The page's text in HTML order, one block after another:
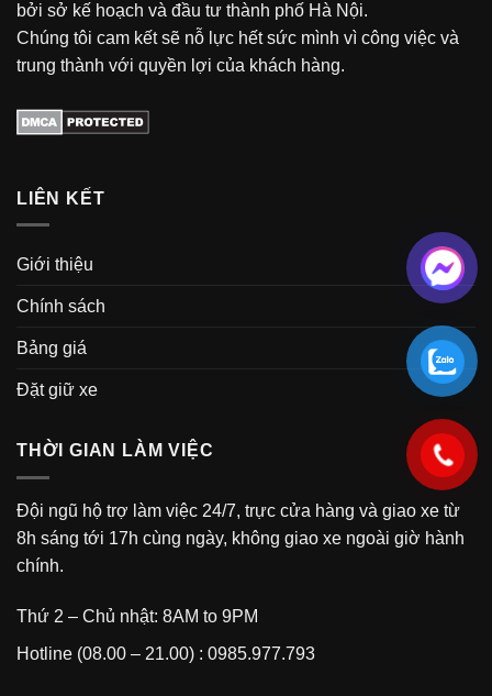
bởi sở kế hoạch và đầu tư thành phố Hà Nội.
Chúng tôi cam kết sẽ nỗ lực hết sức mình vì công việc và
trung thành với quyền lợi của khách hàng.
LIÊN KẾT
Giới thiệu
Chính sách
Bảng giá
Đặt giữ xe
THỜI GIAN LÀM VIỆC
Đội ngũ hộ trợ làm việc 24/7, trực cửa hàng và giao xe từ
8h sáng tới 17h cùng ngày, không giao xe ngoài giờ hành
chính.
Thứ 2 – Chủ nhật: 8AM to 9PM
Hotline (08.00 – 21.00) : 0985.977.793